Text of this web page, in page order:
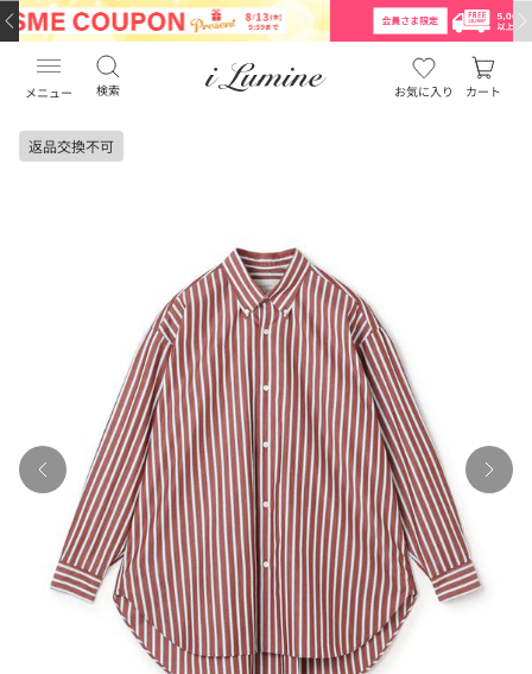
メニュー 検索 お気に入り カート
返品交換不可